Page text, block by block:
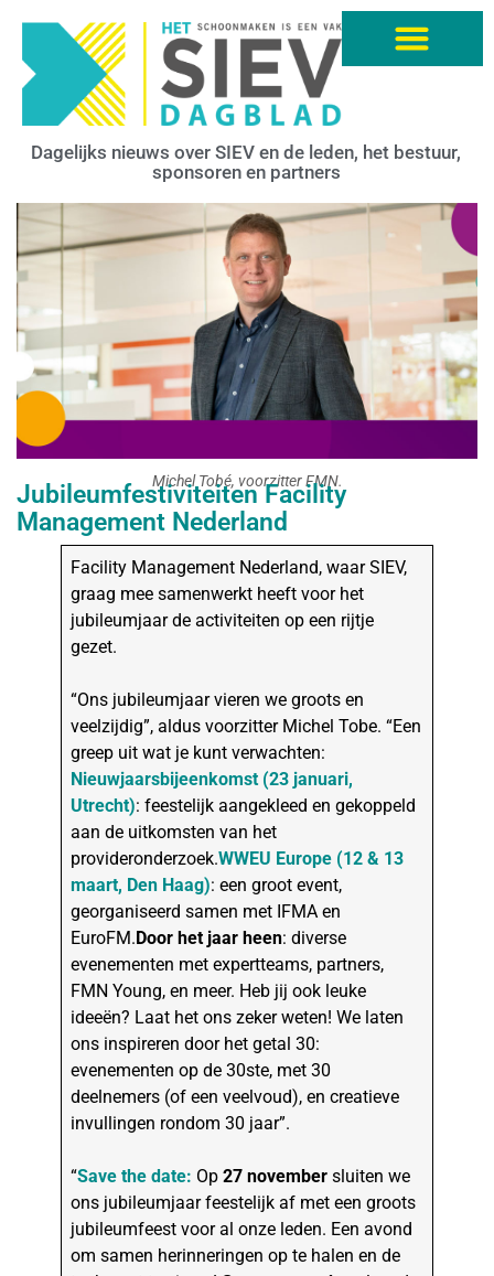
Dagelijks nieuws over SIEV en de leden, het bestuur,
sponsoren en partners
Michel Tobé, voorzitter FMN.
Jubileumfestiviteiten Facility
Management Nederland
Facility Management Nederland, waar SIEV,
graag mee samenwerkt heeft voor het
jubileumjaar de activiteiten op een rijtje
gezet.
“Ons jubileumjaar vieren we groots en
veelzijdig”, aldus voorzitter Michel Tobe. “Een
greep uit wat je kunt verwachten:
Nieuwjaarsbijeenkomst (23 januari,
Utrecht): feestelijk aangekleed en gekoppeld
aan de uitkomsten van het
provideronderzoek.WWEU Europe (12 & 13
maart, Den Haag): een groot event,
georganiseerd samen met IFMA en
EuroFM.Door het jaar heen: diverse
evenementen met expertteams, partners,
FMN Young, en meer. Heb jij ook leuke
ideeën? Laat het ons zeker weten! We laten
ons inspireren door het getal 30:
evenementen op de 30ste, met 30
deelnemers (of een veelvoud), en creatieve
invullingen rondom 30 jaar”.
“Save the date: Op27 november sluiten we
ons jubileumjaar feestelijk af met een groots
jubileumfeest voor al onze leden. Een avond
om samen herinneringen op te halen en de